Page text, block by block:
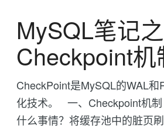
MySQL笔记之
Checkpoint机
CheckPoint是MySQL的WAL和
化技术。 一、Checkpoint机
什么事情？将缓存池中的脏页刷